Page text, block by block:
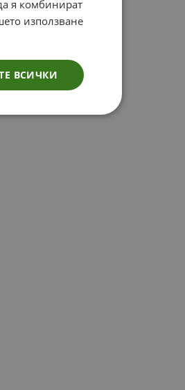
я комбинират
използване
ВСИЧКИ